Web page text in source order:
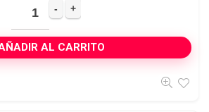
AL CARRITO